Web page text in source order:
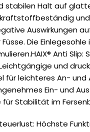
stabilen Halt auf
und
Auswirkungen
Die
Anti
und
für leichteres An-
Ein- und
Stabilität im
Höchste